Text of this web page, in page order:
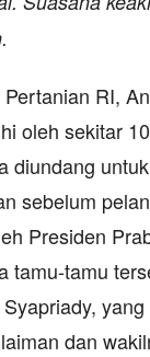
RI,
oleh sekitar
diundang
sebelum
Presiden
tamu-tamu
dan